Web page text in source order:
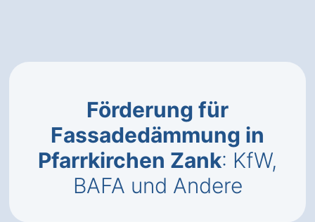
Förderung für
Fassadedämmung in
Pfarrkirchen Zank: KfW,
BAFA und Andere